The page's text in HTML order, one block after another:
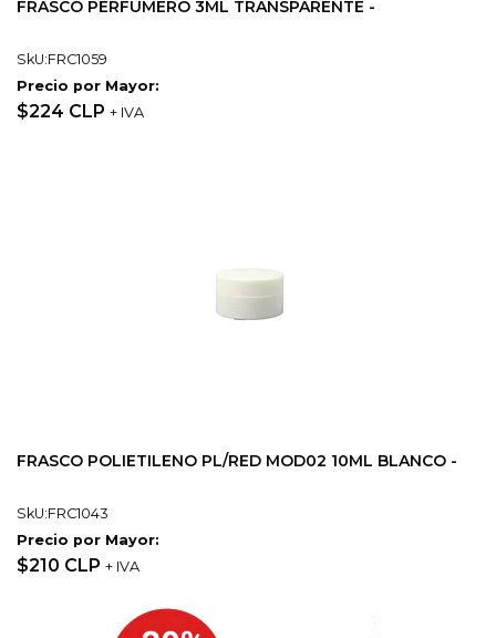
FRASCO PERFUMERO 3ML TRANSPARENTE -
SkU:FRC1059
Precio por Mayor:
$224 CLP + IVA
FRASCO POLIETILENO PL/RED MOD02 10ML BLANCO -
SkU:FRC1043
Precio por Mayor:
$210 CLP + IVA